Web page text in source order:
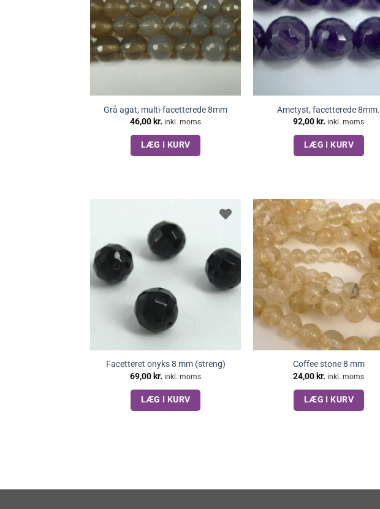
Grå agat, multi-facetterede 8mm
46,00 kr. inkl. moms
LÆG I KURV
Ametyst, facetterede 8mm.
92,00 kr. inkl. moms
LÆG I KURV
Facetteret onyks 8 mm (streng)
69,00 kr. inkl. moms
LÆG I KURV
Coffee stone 8 mm
24,00 kr. inkl. moms
LÆG I KURV